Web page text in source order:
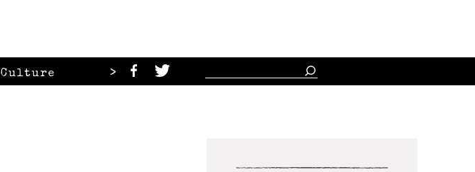
Culture Looks
>